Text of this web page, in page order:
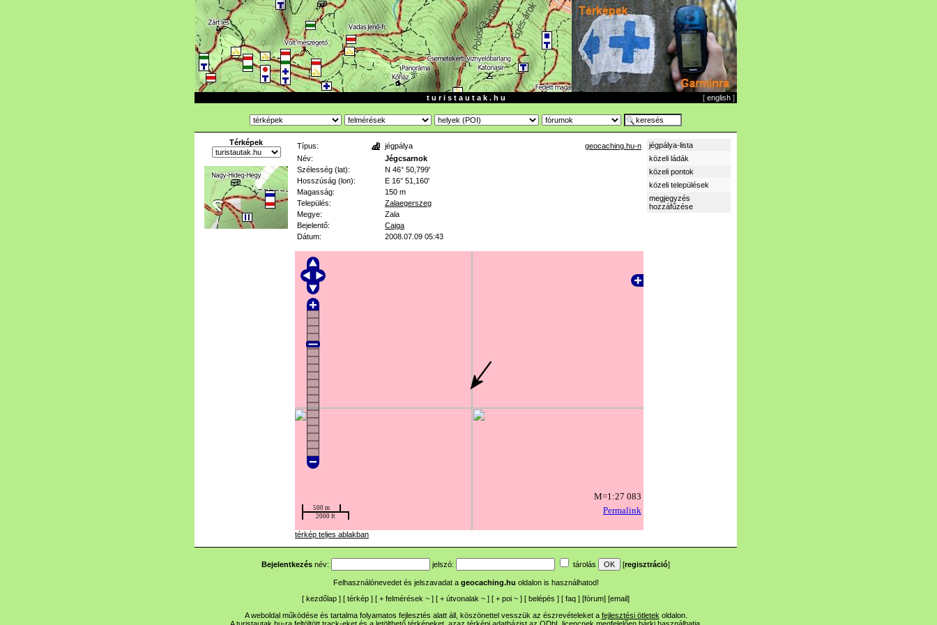
t u r i s t a u t a k . h u [ english ]
Térképek Típus: jégpálya
geocaching.hu-n
Név:
Jégcsarnok
Szélesség (lat):
N 46° 50,799'
Hosszúság (lon):
E 16° 51,160'
Magasság:
150 m
Település:
Zalaegerszeg
Megye:
Zala
Bejelentő:
Cajga
Dátum:
2008.07.09 05:43
térkép teljes ablakban
jégpálya-lista
közeli ládák
közeli pontok
közeli települések
megjegyzés
hozzáfűzése
Bejelentkezés név: jelszó: tárolás [regisztráció]
Felhasználónevedet és jelszavadat a geocaching.hu oldalon is használhatod!
[ kezdőlap ] [ térkép ] [ + felmérések ~ ] [ + útvonalak ~ ] [ + poi ~ ] [ belépés ] [ faq ] [fórum] [email]
A weboldal működése és tartalma folyamatos fejlesztés alatt áll, köszönettel vesszük az észrevételeket a fejlesztési ötletek oldalon.